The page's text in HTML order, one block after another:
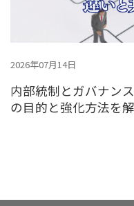
2026年07月14日
内部統制とガバナン
の目的と強化方法を